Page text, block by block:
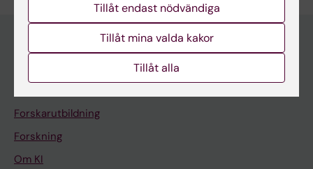
Forskarutbildning
Forskning
Om KI
Tillåt endast nödvändiga
Tillåt mina valda kakor
Tillåt alla